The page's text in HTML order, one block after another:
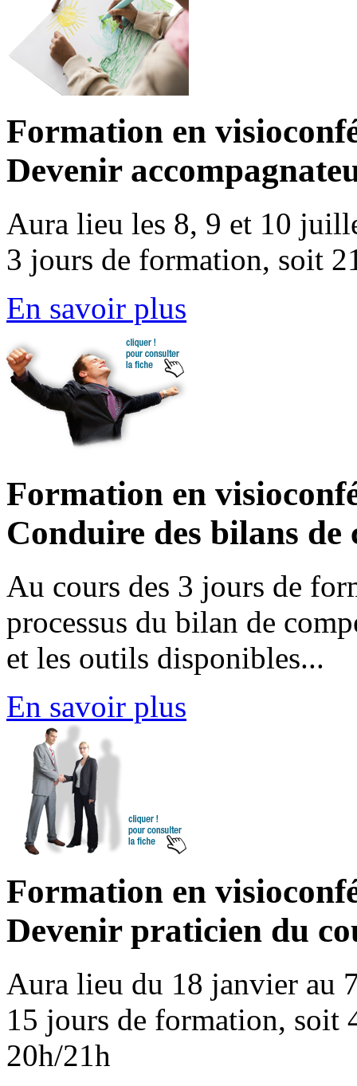
Formation en
Devenir
Aura lieu les 8, 9 et 10
3 jours de formation, soit
En savoir plus
Formation en
Conduire des bilans de
Au cours des 3 jours de
processus du bilan de
et les outils disponibles...
En savoir plus
Formation en
Devenir praticien du
Aura lieu du 18 janvier au
15 jours de formation, soit
20h/21h